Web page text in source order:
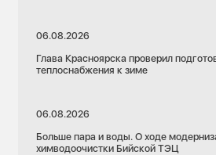
06.08.2026
Глава Красноярска проверил
теплоснабжения к зиме
06.08.2026
Больше пара и воды. О ходе
химводоочистки Бийской ТЭЦ